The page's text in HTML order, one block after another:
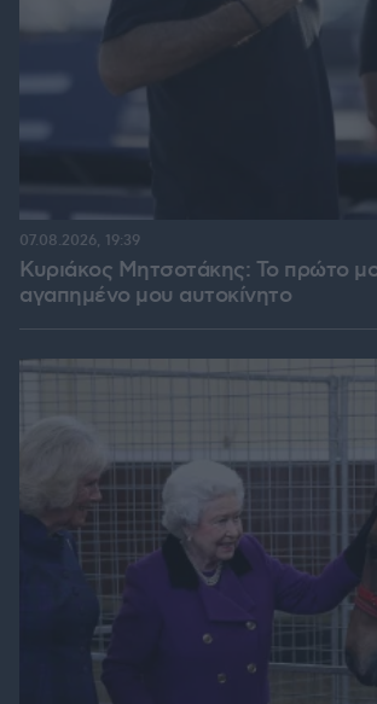
Κυριάκος Μητσοτάκης: Το πρώτο
αγαπημένο μου αυτοκίνητο
07.08.2026, 19:39